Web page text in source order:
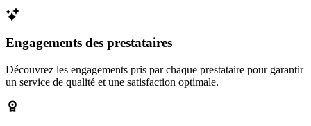
Engagements des prestataires
Découvrez les engagements pris par chaque prestataire pour garantir
un service de qualité et une satisfaction optimale.